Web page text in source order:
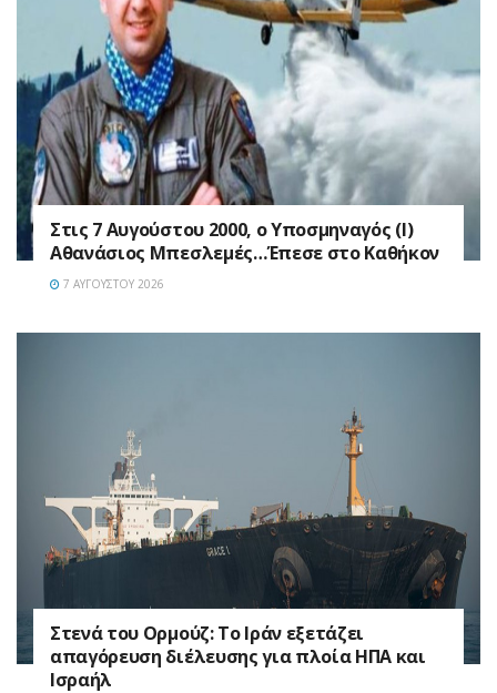
Στις 7 Αυγούστου 2000, ο Υποσμηναγός (Ι)
Αθανάσιος Μπεσλεμές…Έπεσε στο Καθήκον
7 ΑΥΓΟΎΣΤΟΥ 2026
Στενά του Ορμούζ: Το Ιράν εξετάζει
απαγόρευση διέλευσης για πλοία ΗΠΑ και
Ισραήλ